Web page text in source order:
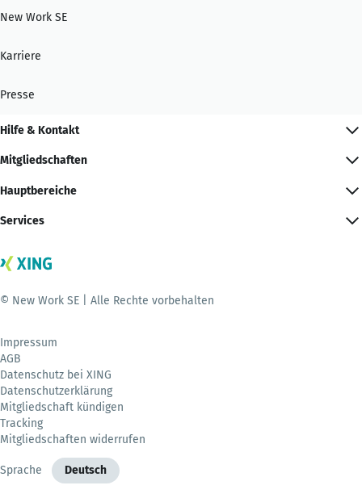
New Work SE
Karriere
Presse
Hilfe & Kontakt
Mitgliedschaften
Hauptbereiche
Services
© New Work SE | Alle Rechte vorbehalten
Impressum
AGB
Datenschutz bei XING
Datenschutzerklärung
Mitgliedschaft kündigen
Tracking
Mitgliedschaften widerrufen
Sprache Deutsch